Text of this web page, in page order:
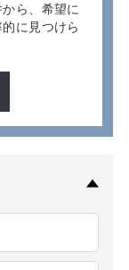
ら、希望に
に見つけら